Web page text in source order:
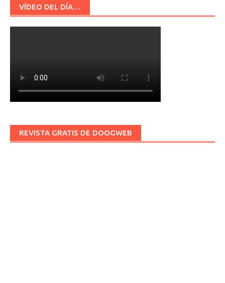
VÍDEO DEL DÍA…
REVISTA GRATIS DE DOOGWEB